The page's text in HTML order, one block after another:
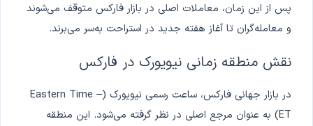
پس از این زمان، معاملات اصلی در بازار فارکس متوقف می‌شوند
و معامله‌گران تا آغاز هفته جدید در استراحت به‌سر می‌برند.
نقش منطقه زمانی نیویورک در فارکس
در بازار جهانی فارکس، ساعت رسمی نیویورک (Eastern Time –
ET) به عنوان مرجع اصلی در نظر گرفته می‌شود. این منطقه